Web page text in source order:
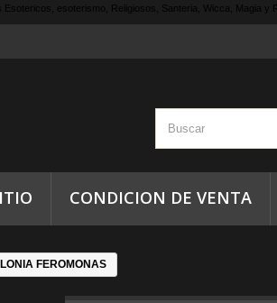
esoterismo, Religiosos, Santeria, Wicca, Magia y
CONDICION DE VENTA
FEROMONAS